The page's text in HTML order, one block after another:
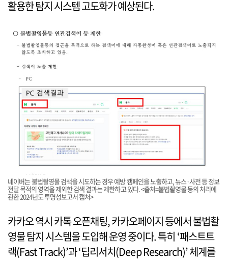
활용한 탐지 시스템 고도화가 예상된다.
네이버는 불법촬영물 검색을 시도하는 경우 예방 캠페인을 노출하고, 뉴스·사전 등 정보
전달 목적의 영역을 제외한 검색 결과는 제한하고 있다. <출처=불법촬영물 등의 처리에
관한 2024년도 투명성보고서 캡처>
카카오 역시 카톡 오픈채팅, 카카오페이지 등에서 불법촬
영물 탐지 시스템을 도입해 운영 중이다. 특히 ‘패스트트
랙(Fast Track)’과 ‘딥리서치(Deep Research)’ 체계를